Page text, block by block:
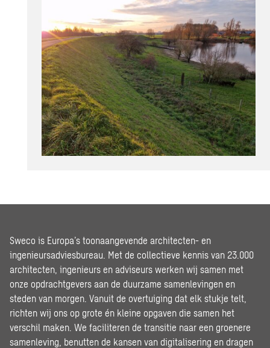
Sweco is Europa’s toonaangevende architecten- en
ingenieursadviesbureau. Met de collectieve kennis van 23.000
architecten, ingenieurs en adviseurs werken wij samen met
onze opdrachtgevers aan de duurzame samenlevingen en
steden van morgen. Vanuit de overtuiging dat elk stukje telt,
richten wij ons op grote én kleine opgaven die samen het
verschil maken. We faciliteren de transitie naar een groenere
samenleving, benutten de kansen van digitalisering en dragen